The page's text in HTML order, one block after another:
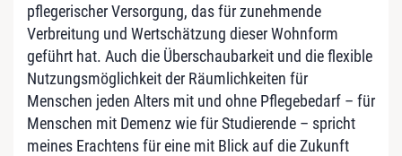
pflegerischer Versorgung, das für zunehmende
Verbreitung und Wertschätzung dieser Wohnform
geführt hat. Auch die Überschaubarkeit und die flexible
Nutzungsmöglichkeit der Räumlichkeiten für
Menschen jeden Alters mit und ohne Pflegebedarf – für
Menschen mit Demenz wie für Studierende – spricht
meines Erachtens für eine mit Blick auf die Zukunft